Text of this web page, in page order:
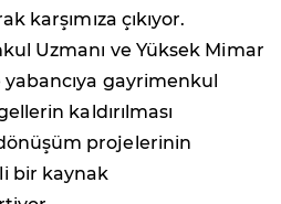
karşımıza çıkıyor.
Uzmanı ve Yüksek Mimar
yabancıya gayrimenkul
kaldırılması
projelerinin
bir kaynak